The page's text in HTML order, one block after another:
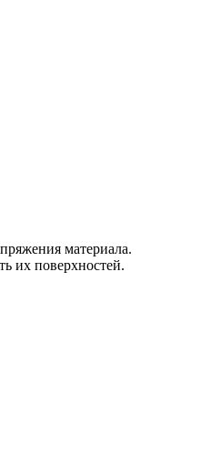
материала.
их поверхностей.